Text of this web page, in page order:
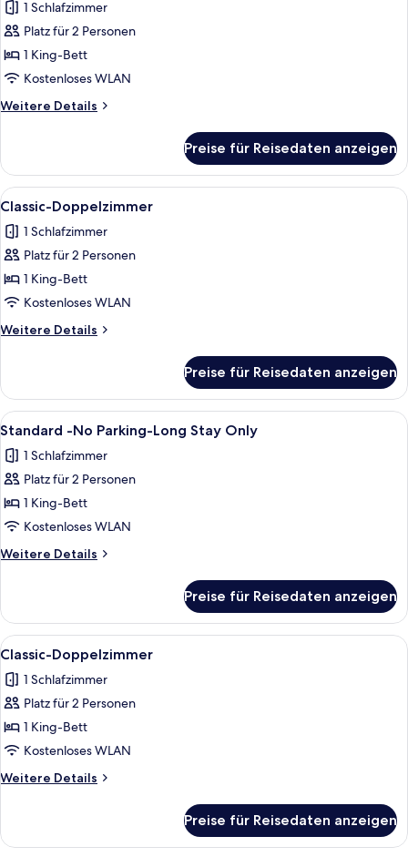
für
Standard-
No
Parking-
Short
Stay
anzeigen
1 Schlafzimmer
Platz für 2 Personen
1 King-Bett
Kostenloses WLAN
Weitere Details
Weitere
No
Parking-
Short
Only
Preise für Reisedaten anzeigen
Alle
Fotos
für
Classic-
Doppelzimmer
anzeigen
1 Schlafzimmer, kostenloses WLAN,
7
Classic-Doppelzimmer
1 Schlafzimmer
Platz für 2 Personen
1 King-Bett
Kostenloses WLAN
Weitere Details
Weitere
Doppelzimmer
Preise für Reisedaten anzeigen
Alle
Fotos
für
Standard
-
No
Parking-
Long
Only
anzeigen
1 Schlafzimmer, kostenloses WLAN,
7
Standard -No Parking-Long Stay Only
1 Schlafzimmer
Platz für 2 Personen
1 King-Bett
Kostenloses WLAN
Weitere Details
Weitere
-
No
Parking-
Stay
Only
Preise für Reisedaten anzeigen
Alle
Fotos
für
Classic-
Doppelzimmer
anzeigen
1 Schlafzimmer, kostenloses WLAN,
7
Classic-Doppelzimmer
1 Schlafzimmer
Platz für 2 Personen
1 King-Bett
Kostenloses WLAN
Weitere Details
Weitere
Doppelzimmer
Preise für Reisedaten anzeigen